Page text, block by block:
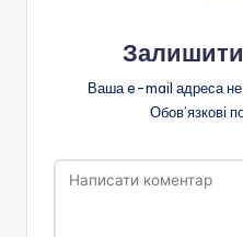
Залишити
Ваша e-mail адреса
Обов’язкові